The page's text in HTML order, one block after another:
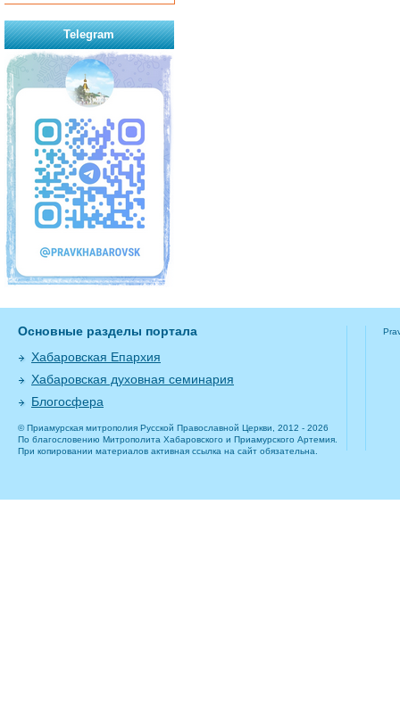
Telegram
Основные разделы портала
Хабаровская Епархия
Хабаровская духовная семинария
Блогосфера
© Приамурская митрополия Русской Православной Церкви, 2012 - 2026
По благословению Митрополита Хабаровского и Приамурского Артемия.
При копировании материалов активная ссылка на сайт обязательна.